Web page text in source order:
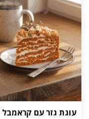
עוגת גזר עם קראמבל